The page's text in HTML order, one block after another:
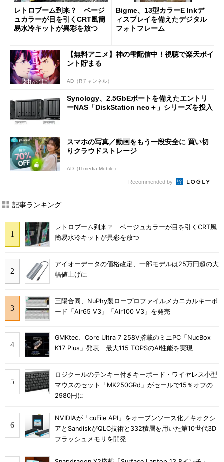
レトロブーム到来？ ベージ
ュカラーが目を引くCRT風簡
易水冷キットが異彩を放つ
Bigme、13型カラーE Inkデ
ィスプレイを備えたデジタル
フォトフレーム
【無料アニメ】神の雫配信中！視聴で楽天ポイ
ント貯まる
AD（Rチャンネル）
Synology、2.5GbEポートを備えたエントリ
ーNAS「DiskStation neo＋」シリーズを投入
スマホの写真／動画をもう一段安全に 買い切
りクラウドストレージ
AD（ITmedia Mobile）
Recommended by
記事ランキング
レトロブーム到来？ ベージュカラーが目を引くCRT風
簡易水冷キットが異彩を放つ
アイオーデータの価格改定、一部モデルは25万円超の大
幅値上げに
三陽合同、NuPhy製ロープロファイルメカニカルキーボ
ード「Air65 V3」「Air100 V3」を発売
GMKtec、Core Ultra 7 258V搭載のミニPC「NucBox
K17 Plus」発表 最大115 TOPSのAI性能を実現
ロジクールのテンキー付きキーボード・ワイヤレス小型
マウスのセット「MK250GRd」がセールで15％オフの
2980円に
NVIDIAが「cuFile API」をオープンソース化／キオクシ
アとSandiskがQLC技術と332積層を用いた第10世代3D
フラッシュメモリを開発